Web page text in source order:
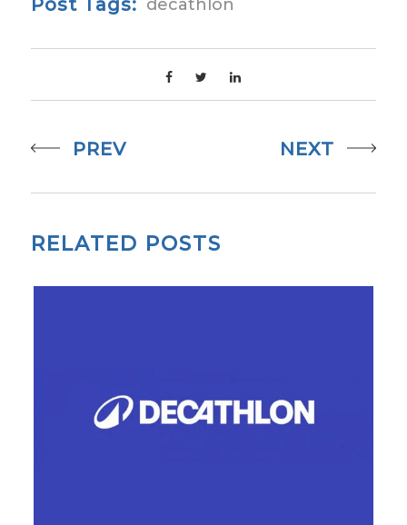
Post Tags: decathlon
PREV NEXT
RELATED POSTS